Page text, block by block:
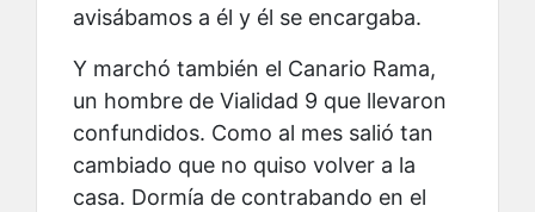
avisábamos a él y él se encargaba.
Y marchó también el Canario Rama,
un hombre de Vialidad 9 que llevaron
confundidos. Como al mes salió tan
cambiado que no quiso volver a la
casa. Dormía de contrabando en el